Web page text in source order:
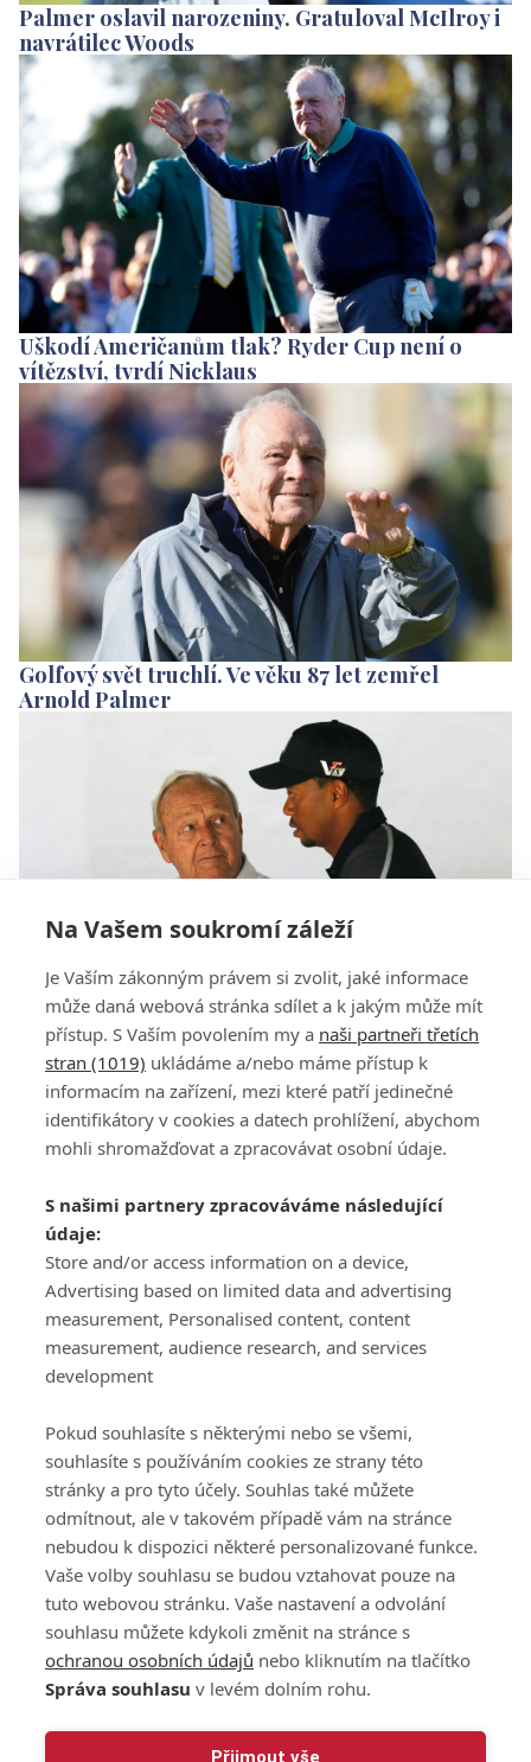
Na Vašem soukromí záleží
Je Vaším zákonným právem si zvolit, jaké informace
může daná webová stránka sdílet a k jakým může mít
přístup. S Vaším povolením my a naši partneři třetích
stran (1019) ukládáme a/nebo máme přístup k
informacím na zařízení, mezi které patří jedinečné
identifikátory v cookies a datech prohlížení, abychom
mohli shromažďovat a zpracovávat osobní údaje.
S našimi partnery zpracováváme následující
údaje:
Store and/or access information on a device,
Advertising based on limited data and advertising
measurement, Personalised content, content
measurement, audience research, and services
development
Pokud souhlasíte s některými nebo se všemi,
souhlasíte s používáním cookies ze strany této
stránky a pro tyto účely. Souhlas také můžete
odmítnout, ale v takovém případě vám na stránce
nebudou k dispozici některé personalizované funkce.
Vaše volby souhlasu se budou vztahovat pouze na
tuto webovou stránku. Vaše nastavení a odvolání
souhlasu můžete kdykoli změnit na stránce s
ochranou osobních údajů nebo kliknutím na tlačítko
Správa souhlasu v levém dolním rohu.
Přijmout vše
Palmer oslavil narozeniny. Gratuloval McIlroy i
navrátilec Woods
Uškodí Američanům tlak? Ryder Cup není o
vítězství, tvrdí Nicklaus
Golfový svět truchlí. Ve věku 87 let zemřel
Arnold Palmer
S Palmerem se loučí hvězdy. Kondoloval i
Obama
Všeobecné obchodní
podmínky služby
GolfExtra.cz Premium
Podmínky zpracování
osobních údajů při
GolfExtra
Ceník GolfExtra.cz
Premium
Doporučené odkazy
Adresa
Olbrachtova 1980/5
140 00 Praha 4
Editor
Honza Fait
+420 723 898 969
fait@golfextra.cz
Obchod
Edita Hanušová
+420 724 150 784
hanusova@relmost.cz